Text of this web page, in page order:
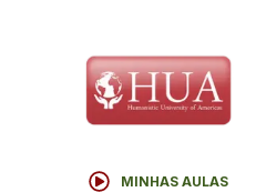
MINHAS AULAS